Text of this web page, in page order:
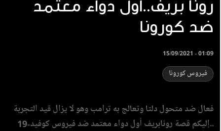
رونا بريف..أول دواء معتمد
ضد كورونا
15/09/2021 - 01:09
فيروس كورونا
فعال ضد متحول دلتا وتعالج به ترامب وهو لا يزال قيد التجربة
..إليكم قصة رونابريف أول دواء معتمد ضد فيروس كوفيد-19